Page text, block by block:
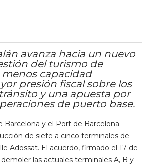
avanza hacia un nuevo
del turismo de
menos capacidad
presión fiscal sobre los
y una apuesta por
de puerto base.
Barcelona y el Port de Barcelona
de siete a cinco terminales de
Adossat. El acuerdo, firmado el 17 de
las actuales terminales A, B y